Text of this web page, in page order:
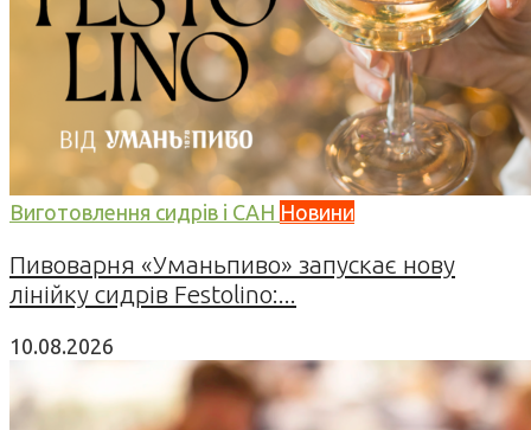
Виготовлення сидрів і САН Новини
Пивоварня «Уманьпиво» запускає нову
лінійку сидрів Festolino:...
10.08.2026